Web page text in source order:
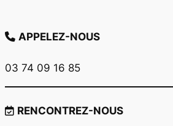
APPELEZ-NOUS
03 74 09 16 85
RENCONTREZ-NOUS